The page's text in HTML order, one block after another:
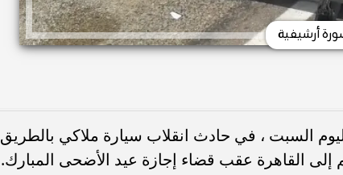
أرشيفية
وأصيب 4 من أسرتها، اليوم السبت ، في حادث انقلاب سيارة ملاكي بالطريق
إلى القاهرة عقب قضاء إجازة عيد الأضحى المبارك.